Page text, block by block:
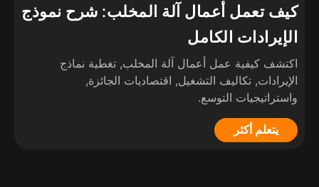
كيف تعمل أعمال آلة المخلب: شرح نموذج
الإيرادات الكامل
اكتشف كيفية عمل أعمال آلة المخلب, تغطية نماذج
الإيرادات, تكاليف التشغيل, اقتصاديات الجائزة,
واستراتيجيات التوسع.
يتعلم أكثر